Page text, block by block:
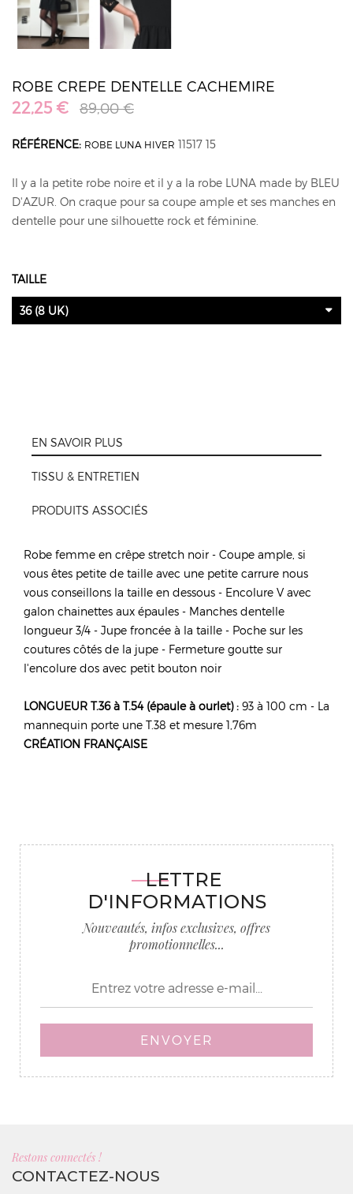
ROBE CREPE DENTELLE CACHEMIRE
22,25 € 89,00 €
RÉFÉRENCE: ROBE LUNA HIVER 11517 15
Il y a la petite robe noire et il y a la robe LUNA made by BLEU
D'AZUR. On craque pour sa coupe ample et ses manches en
dentelle pour une silhouette rock et féminine.
TAILLE
36 (8 UK)
EN SAVOIR PLUS
TISSU & ENTRETIEN
PRODUITS ASSOCIÉS
Robe femme en crêpe stretch noir - Coupe ample, si
vous êtes petite de taille avec une petite carrure nous
vous conseillons la taille en dessous - Encolure V avec
galon chainettes aux épaules - Manches dentelle
longueur 3/4 - Jupe froncée à la taille - Poche sur les
coutures côtés de la jupe - Fermeture goutte sur
l'encolure dos avec petit bouton noir
LONGUEUR T.36 à T.54 (épaule à ourlet) : 93 à 100 cm - La
mannequin porte une T.38 et mesure 1,76m
CRÉATION FRANÇAISE
LETTRE
D'INFORMATIONS
Nouveautés, infos exclusives, offres
promotionnelles...
ENVOYER
Restons connectés !
CONTACTEZ-NOUS